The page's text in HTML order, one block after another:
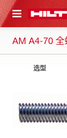
到主页
AM A4-70 全
选型